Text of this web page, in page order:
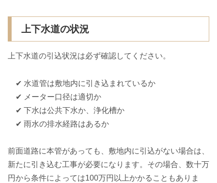
上下水道の状況
上下水道の引込状況は必ず確認してください。
✔ 水道管は敷地内に引き込まれているか
✔ メーター口径は適切か
✔ 下水は公共下水か、浄化槽か
✔ 雨水の排水経路はあるか
前面道路に本管があっても、敷地内に引込がない場合は、
新たに引き込む工事が必要になります。その場合、数十万
円から条件によっては100万円以上かかることもありま